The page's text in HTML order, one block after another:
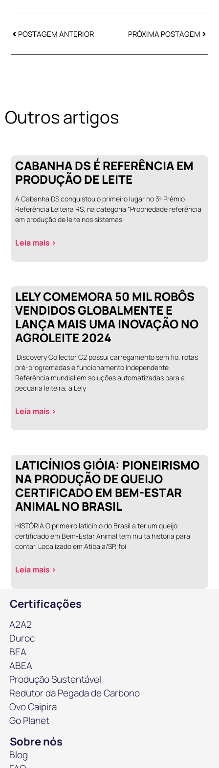
POSTAGEM ANTERIOR PRÓXIMA POSTAGEM
Outros artigos
CABANHA DS É REFERÊNCIA EM
PRODUÇÃO DE LEITE
A Cabanha DS conquistou o primeiro lugar no 3º Prêmio
Referência Leiteira RS, na categoria “Propriedade referência
em produção de leite nos sistemas
Leia mais >
LELY COMEMORA 50 MIL ROBÔS
VENDIDOS GLOBALMENTE E
LANÇA MAIS UMA INOVAÇÃO NO
AGROLEITE 2024
Discovery Collector C2 possui carregamento sem fio, rotas
pré-programadas e funcionamento independente
Referência mundial em soluções automatizadas para a
pecuária leiteira, a Lely
Leia mais >
LATICÍNIOS GIÓIA: PIONEIRISMO
NA PRODUÇÃO DE QUEIJO
CERTIFICADO EM BEM-ESTAR
ANIMAL NO BRASIL
HISTÓRIA O primeiro laticínio do Brasil a ter um queijo
certificado em Bem-Estar Animal tem muita história para
contar. Localizado em Atibaia/SP, foi
Leia mais >
Certificações
A2A2
Duroc
BEA
ABEA
Produção Sustentável
Redutor da Pegada de Carbono
Ovo Caipira
Go Planet
Sobre nós
Blog